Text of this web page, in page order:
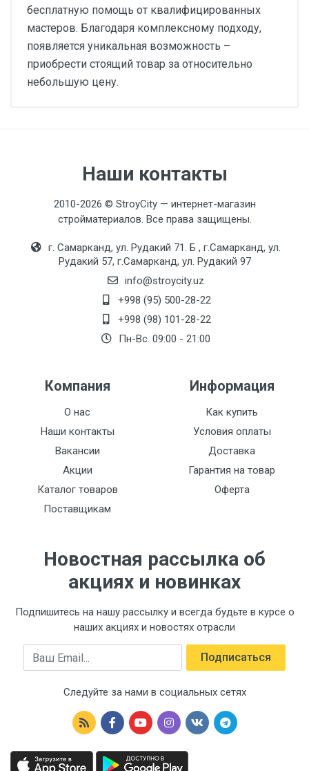
бесплатную помощь от квалифицированных
мастеров. Благодаря комплексному подходу,
появляется уникальная возможность –
приобрести стоящий товар за относительно
небольшую цену.
Наши контакты
2010-2026 © StroyCity — интернет-магазин
стройматериалов. Все права защищены.
г. Самарканд, ул. Рудакий 71. Б , г.Самарканд, ул.
Рудакий 57, г.Самарканд, ул. Рудакий 97
info@stroycity.uz
+998 (95) 500-28-22
+998 (98) 101-28-22
Пн-Вс. 09:00 - 21:00
Компания
О нас
Наши контакты
Вакансии
Акции
Каталог товаров
Поставщикам
Информация
Как купить
Условия оплаты
Доставка
Гарантия на товар
Оферта
Новостная рассылка об
акциях и новинках
Подпишитесь на нашу рассылку и всегда будьте в курсе о
наших акциях и новостях отрасли
Email Подписаться
Следуйте за нами в социальных сетях